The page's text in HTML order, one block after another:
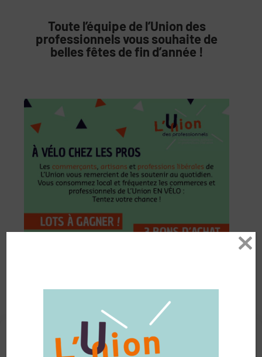
Gérer le consentement aux
cookies
Toute l’équipe de l’Union des
professionnels vous souhaite de
belles fêtes de fin d’année !